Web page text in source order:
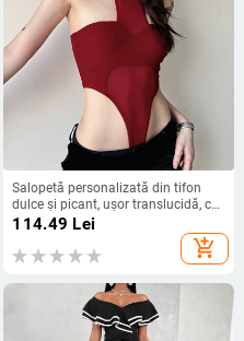
Salopetă personalizată din tifon
dulce și picant, ușor translucidă, cu
talie strâmtă, stil vestă, iarna 2024,
114.49 Lei
add_shopping_cart